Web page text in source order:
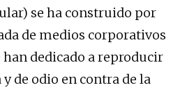
se ha construido por
de medios corporativos
han dedicado a reproducir
de odio en contra de la